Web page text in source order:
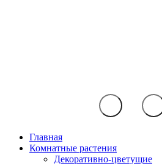
Главная
Комнатные растения
Декоративно-цветущие